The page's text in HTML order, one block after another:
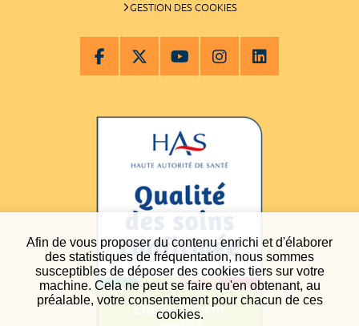
Afin de vous proposer du contenu enrichi et d'élaborer
des statistiques de fréquentation, nous sommes
susceptibles de déposer des cookies tiers sur votre
machine. Cela ne peut se faire qu'en obtenant, au
préalable, votre consentement pour chacun de ces
cookies.
GESTION DES COOKIES